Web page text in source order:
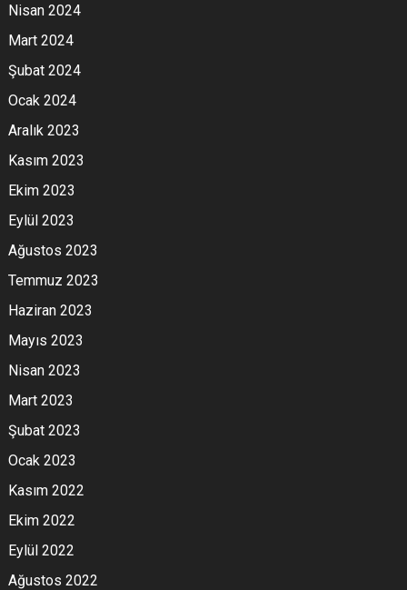
Nisan 2024
Mart 2024
Şubat 2024
Ocak 2024
Aralık 2023
Kasım 2023
Ekim 2023
Eylül 2023
Ağustos 2023
Temmuz 2023
Haziran 2023
Mayıs 2023
Nisan 2023
Mart 2023
Şubat 2023
Ocak 2023
Kasım 2022
Ekim 2022
Eylül 2022
Ağustos 2022